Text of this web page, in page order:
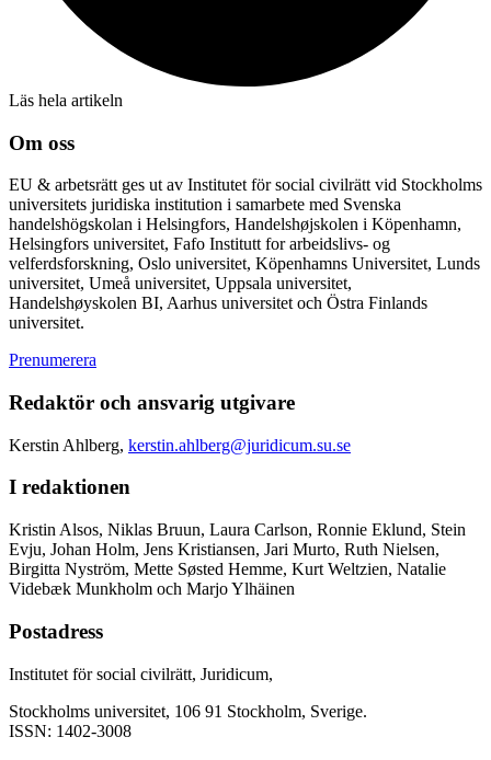
Läs hela artikeln
Om oss
EU & arbetsrätt ges ut av Institutet för social civilrätt vid Stockholms
universitets juridiska institution i samarbete med Svenska
handelshögskolan i Helsingfors, Handelshøjskolen i Köpenhamn,
Helsingfors universitet, Fafo Institutt for arbeidslivs- og
velferdsforskning, Oslo universitet, Köpenhamns Universitet, Lunds
universitet, Umeå universitet, Uppsala universitet,
Handelshøyskolen BI, Aarhus universitet och Östra Finlands
universitet.
Prenumerera
Redaktör och ansvarig utgivare
Kerstin Ahlberg, kerstin.ahlberg@juridicum.su.se
I redaktionen
Kristin Alsos, Niklas Bruun, Laura Carlson, Ronnie Eklund, Stein
Evju, Johan Holm, Jens Kristiansen, Jari Murto, Ruth Nielsen,
Birgitta Nyström, Mette Søsted Hemme, Kurt Weltzien, Natalie
Videbæk Munkholm och Marjo Ylhäinen
Postadress
Institutet för social civilrätt, Juridicum,
Stockholms universitet, 106 91 Stockholm, Sverige.
ISSN: 1402-3008